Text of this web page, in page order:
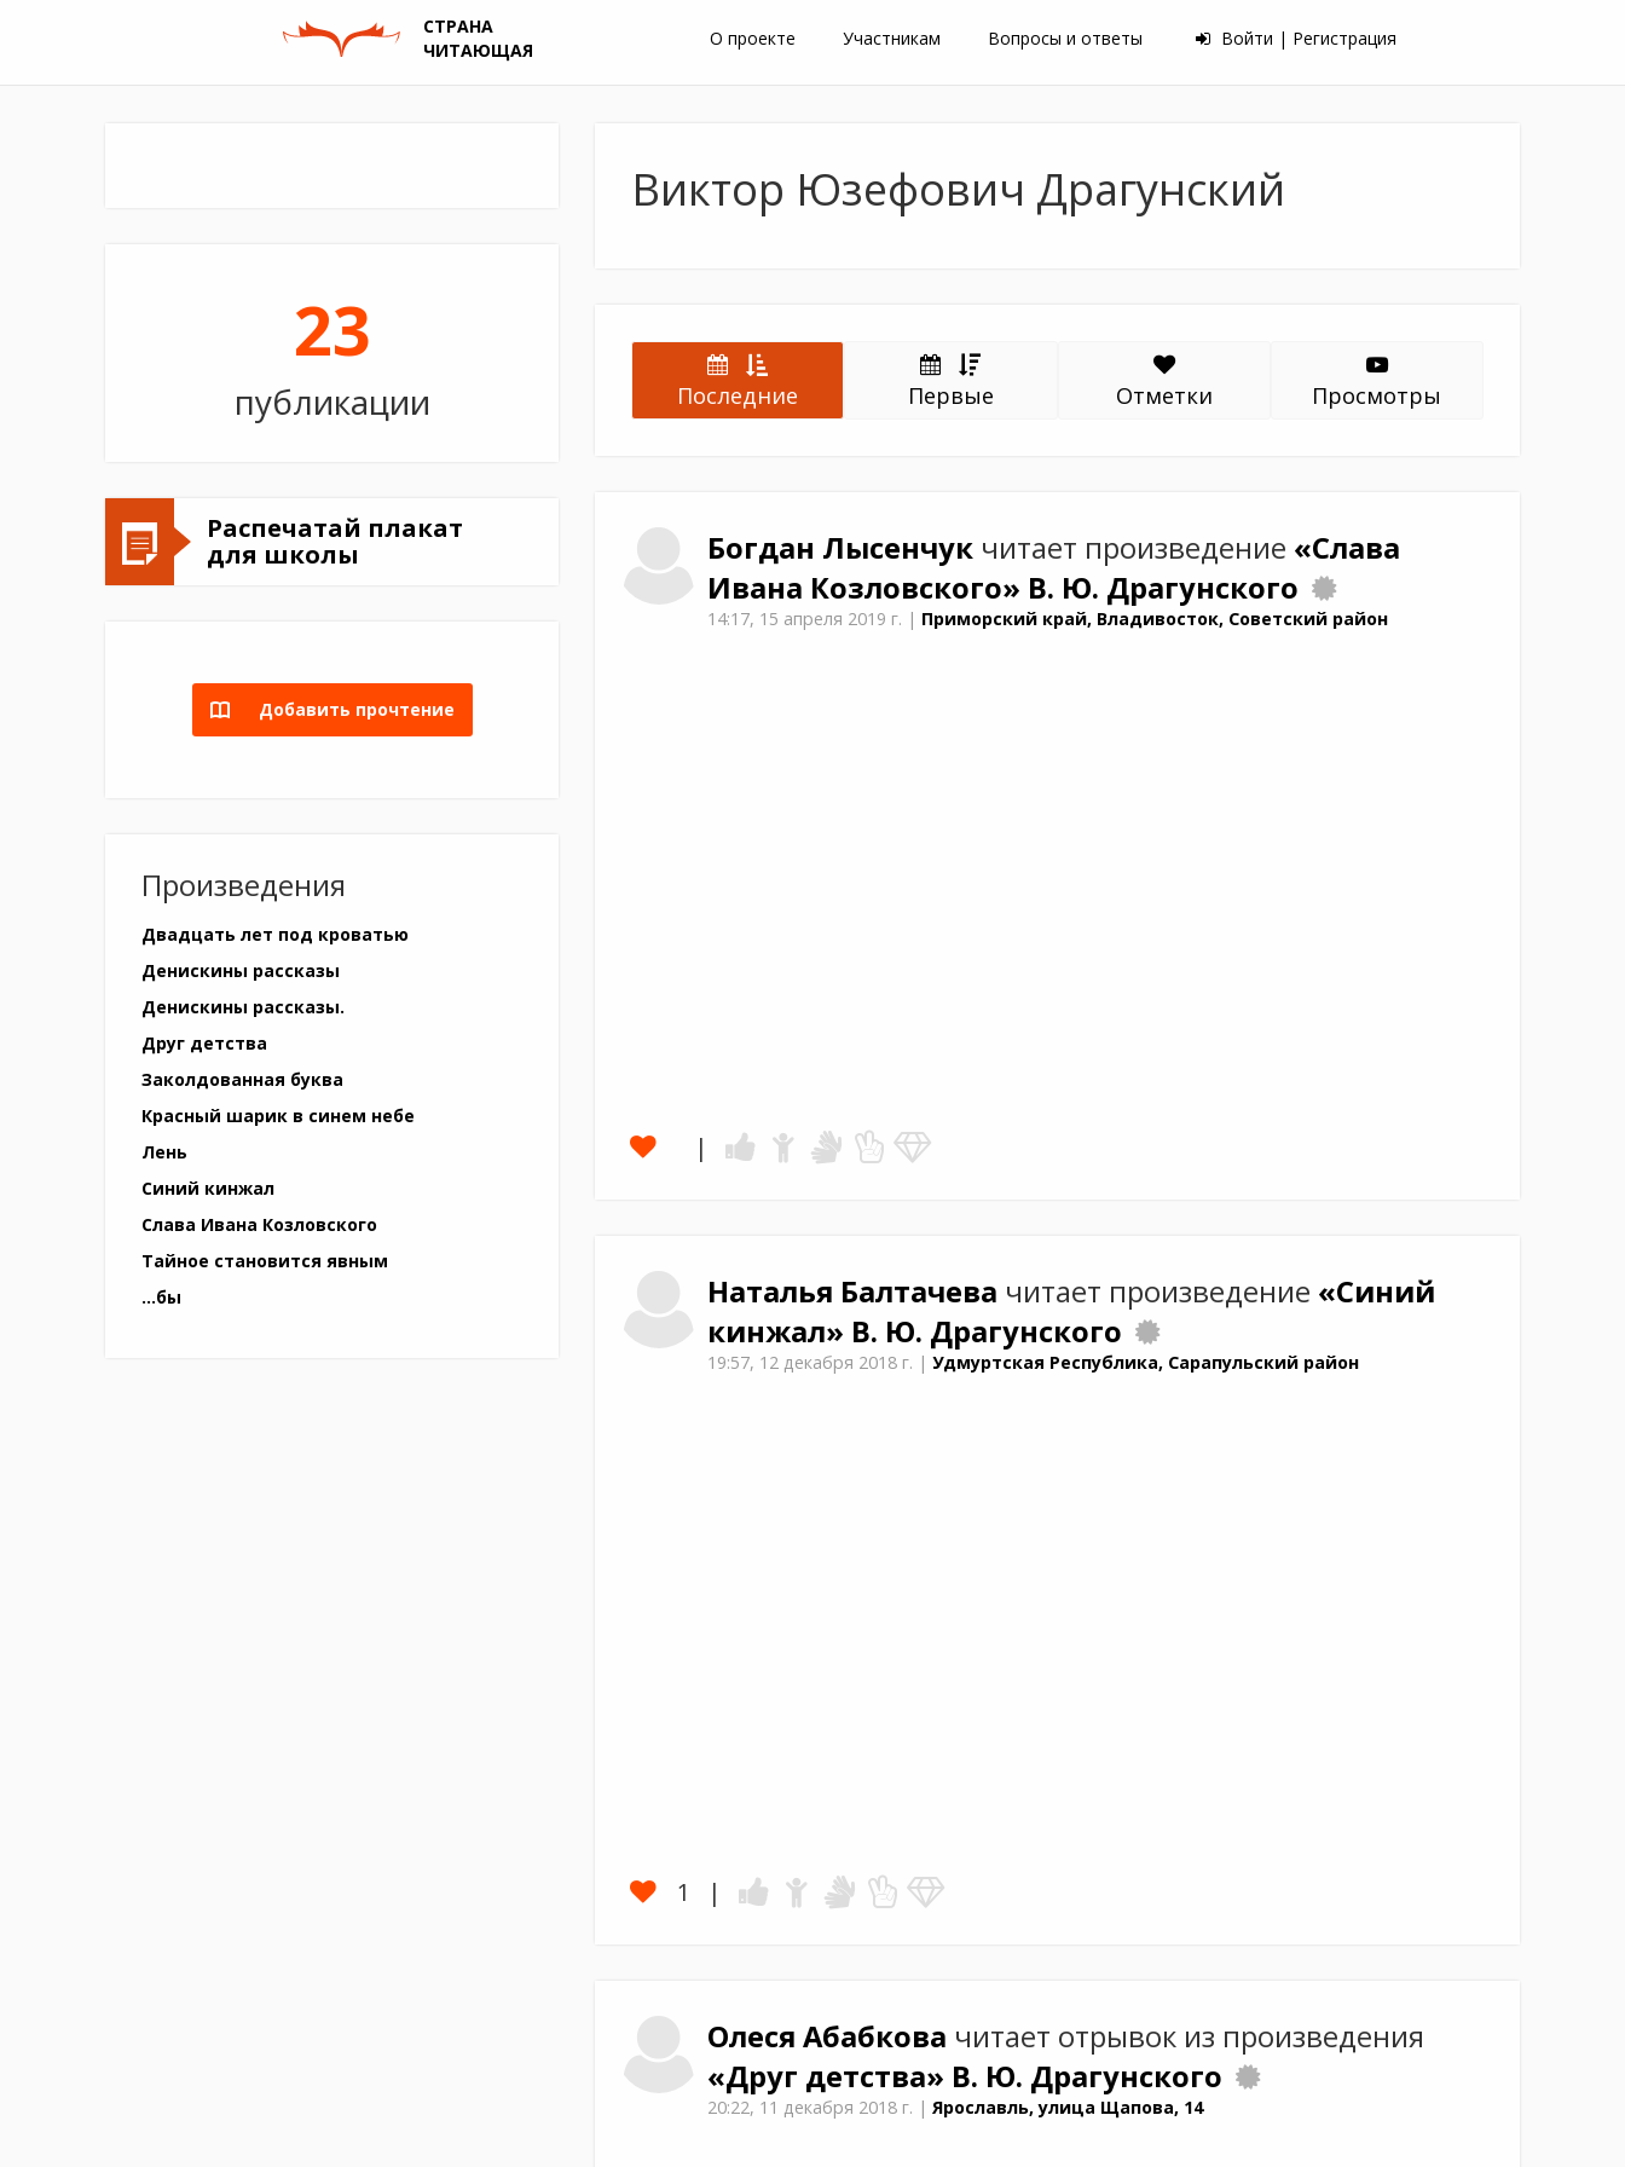
СТРАНА
ЧИТАЮЩАЯ
О проекте Участникам Вопросы и ответы Войти | Регистрация
23
публикации
Распечатай плакат
для школы
Добавить прочтение
Произведения
Двадцать лет под кроватью
Денискины рассказы
Денискины рассказы.
Друг детства
Заколдованная буква
Красный шарик в синем небе
Лень
Синий кинжал
Слава Ивана Козловского
Тайное становится явным
…бы
Виктор Юзефович Драгунский
Последние Первые Отметки Просмотры
Богдан Лысенчукчитает произведение «Слава
Ивана Козловского» В. Ю. Драгунского
14:17, 15 апреля 2019 г. | Приморский край, Владивосток, Советский район
Наталья Балтачева читает произведение «Синий
кинжал» В. Ю. Драгунского
19:57, 12 декабря 2018 г. | Удмуртская Республика, Сарапульский район
1
Олеся Абабкова читает отрывок из произведения
«Друг детства» В. Ю. Драгунского
20:22, 11 декабря 2018 г. | Ярославль, улица Щапова, 14